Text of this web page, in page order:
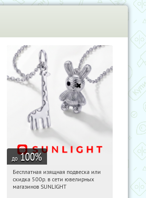
до 100%
06:16:59 Получили:
Россия
Бесплатная изящная подвеска или
скидка 500р. в сети ювелирных
магазинов SUNLIGHT